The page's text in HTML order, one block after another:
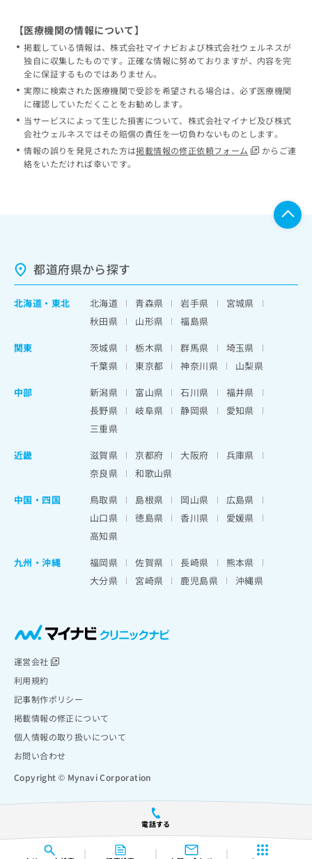
電話する
【医療機関の情報について】
掲載している情報は、株式会社マイナビおよび株式会社ウェルネスが
独自に収集したものです。正確な情報に努めておりますが、内容を完
全に保証するものではありません。
実際に検索された医療機関で受診を希望される場合は、必ず医療機関
に確認していただくことをお勧めします。
当サービスによって生じた損害について、株式会社マイナビ及び株式
会社ウェルネスではその賠償の責任を一切負わないものとします。
情報の誤りを発見された方は掲載情報の修正依頼フォーム
からご連
絡をいただければ幸いです。
都道府県から探す
北海道 ・ 東北 北海道 青森県 岩手県
宮城県
秋田県
山形県
福島県
関東
茨城県 栃木県 群馬県
埼玉県
千葉県
東京都 神奈川県
山梨県
中部
新潟県 富山県 石川県
福井県
長野県
岐阜県 静岡県
愛知県
三重県
近畿
滋賀県 京都府 大阪府
兵庫県
奈良県
和歌山県
中国・四国
鳥取県 島根県 岡山県
広島県
山口県
徳島県 香川県
愛媛県
高知県
九州・沖縄
福岡県 佐賀県 長崎県
熊本県
大分県
宮崎県 鹿児島県 沖縄県
運営会社
利用規約
記事制作ポリシー
掲載情報の修正について
個人情報の取り扱いについて
お問い合わせ
Copyright © Mynavi Corporation